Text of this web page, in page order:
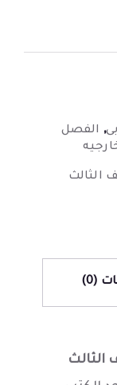
, الفصل
الثالث
(0)
الثالث